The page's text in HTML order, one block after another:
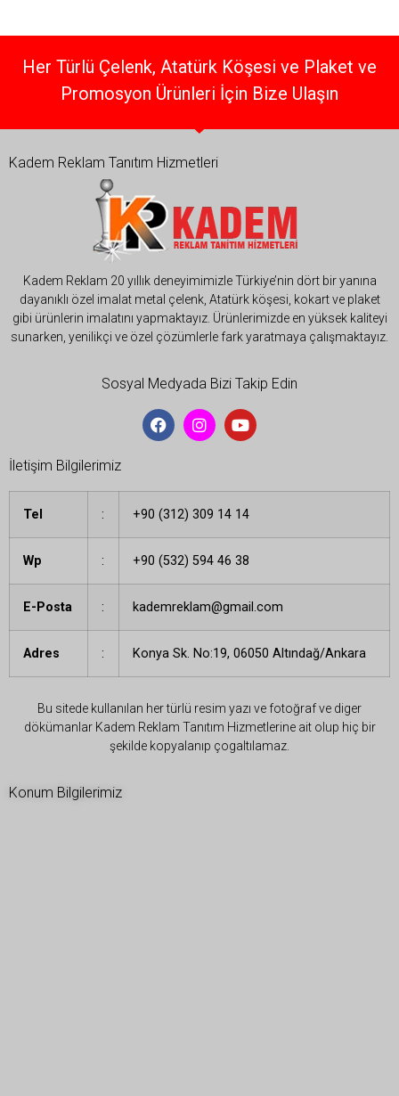
Her Türlü Çelenk, Atatürk Köşesi ve Plaket ve
Promosyon Ürünleri İçin Bize Ulaşın
Kadem Reklam Tanıtım Hizmetleri
Kadem Reklam 20 yıllık deneyimimizle Türkiye’nin dört bir yanına
dayanıklı özel imalat metal çelenk, Atatürk köşesi, kokart ve plaket
gibi ürünlerin imalatını yapmaktayız. Ürünlerimizde en yüksek kaliteyi
sunarken, yenilikçi ve özel çözümlerle fark yaratmaya çalışmaktayız.
Sosyal Medyada Bizi Takip Edin
İletişim Bilgilerimiz
Tel : +90 (312) 309 14 14
Wp : +90 (532) 594 46 38
E-Posta : kademreklam@gmail.com
Adres : Konya Sk. No:19, 06050 Altındağ/Ankara
Bu sitede kullanılan her türlü resim yazı ve fotoğraf ve diger
dökümanlar Kadem Reklam Tanıtım Hizmetlerine ait olup hiç bir
şekilde kopyalanıp çogaltılamaz.
Konum Bilgilerimiz